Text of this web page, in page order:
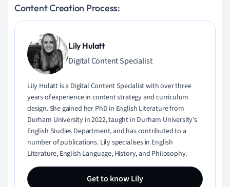
Content Creation Process:
Lily Hulatt
Digital Content Specialist
Lily Hulatt is a Digital Content Specialist with over three
years of experience in content strategy and curriculum
design. She gained her PhD in English Literature from
Durham University in 2022, taught in Durham University’s
English Studies Department, and has contributed to a
number of publications. Lily specialises in English
Literature, English Language, History, and Philosophy.
Get to know Lily